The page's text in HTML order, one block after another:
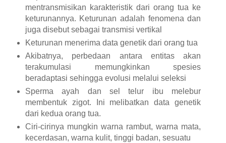
mentransmisikan karakteristik dari orang tua ke
keturunannya. Keturunan adalah fenomena dan
juga disebut sebagai transmisi vertikal
Keturunan menerima data genetik dari orang tua
Akibatnya, perbedaan antara entitas akan
terakumulasi memungkinkan spesies
beradaptasi sehingga evolusi melalui seleksi
Sperma ayah dan sel telur ibu melebur
membentuk zigot. Ini melibatkan data genetik
dari kedua orang tua.
Ciri-cirinya mungkin warna rambut, warna mata,
kecerdasan, warna kulit, tinggi badan, sesuatu